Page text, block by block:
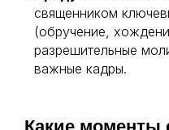
священником
(обручение,
разрешительные
важные кадры.